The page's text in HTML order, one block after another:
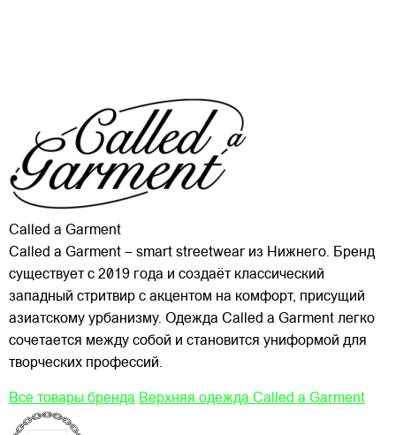
Called a Garment
Called a Garment – smart streetwear из Нижнего. Бренд
существует с 2019 года и создаёт классический
западный стритвир с акцентом на комфорт, присущий
азиатскому урбанизму. Одежда Called a Garment легко
сочетается между собой и становится униформой для
творческих профессий.
Все товары бренда Верхняя одежда Called a Garment